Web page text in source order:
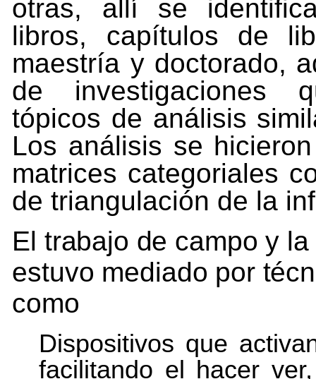
otras,
allí se
libros, capítulos de
maestría y doctorado,
de investigaciones
tópicos de análisis
Los análisis se
matrices categoriales
de triangulación de la
El trabajo de campo y la
estuvo mediado por
como
Dispositivos que
facilitando el hacer ver,